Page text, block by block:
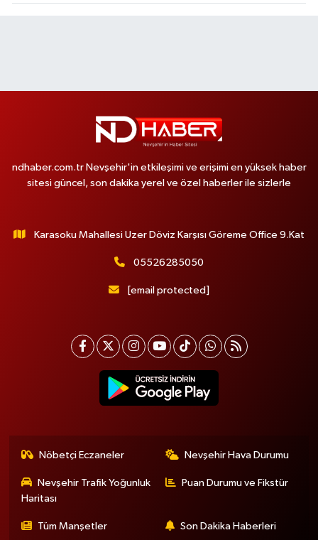
ndhaber.com.tr Nevşehir'in etkileşimi ve erişimi en yüksek haber
sitesi güncel, son dakika yerel ve özel haberler ile sizlerle
Karasoku Mahallesi Uzer Döviz Karşısı Göreme Office 9.Kat
05526285050
[email protected]
Nöbetçi Eczaneler Nevşehir Hava Durumu
Nevşehir Trafik Yoğunluk
Haritası
Puan Durumu ve Fikstür
Tüm Manşetler Son Dakika Haberleri